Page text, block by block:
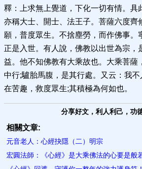
釋：上求無上覺道，下化一切有情。具
亦稱大士、開士、法王子。菩薩六度齊
願，普度眾生。不捨塵勞，而作佛事。
正是入世。有人說，佛教以出世為宗，
益。他不知佛教有大乘故也。大乘菩薩
中行;驢胎馬腹，是其行處。又云：我
在苦趣，救度眾生;其積極為何如也。
分享好文，利人利己，功
相關文章:
元音老人：心經抉隱（二）明宗
宏圓法師：《心經》是大乘佛法的心要是般